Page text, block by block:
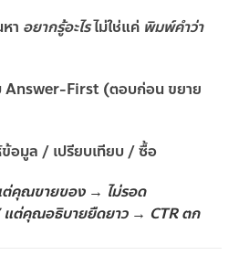
า อยากรู้อะไรไม่ใช่แค่ พิมพ์คำว่า
Answer-First (ตอบก่อน ขยาย
อมูล / เปรียบเทียบ / ซื้อ
ต่คุณขายของ → ไม่รอด
แต่คุณอธิบายยืดยาว → CTR ตก